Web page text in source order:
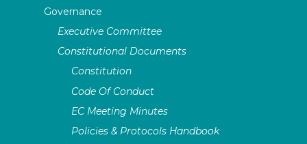
Governance
Executive Committee
Constitutional Documents
Constitution
Code Of Conduct
EC Meeting Minutes
Policies & Protocols Handbook